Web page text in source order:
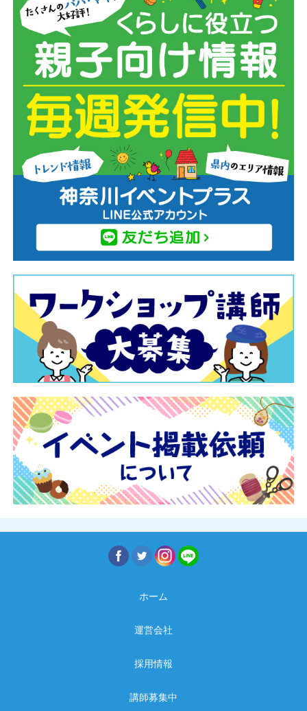
ホーム
運営会社
採用情報
講師募集中